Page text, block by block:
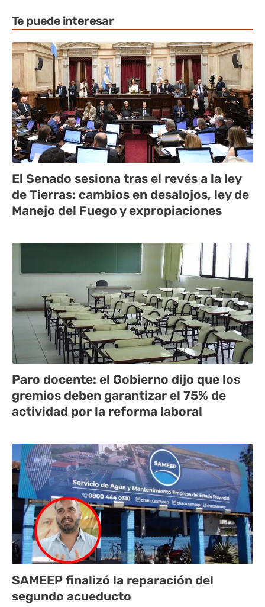
Te puede interesar
El Senado sesiona tras el revés a la ley
de Tierras: cambios en desalojos, ley de
Manejo del Fuego y expropiaciones
Paro docente: el Gobierno dijo que los
gremios deben garantizar el 75% de
actividad por la reforma laboral
SAMEEP finalizó la reparación del
segundo acueducto